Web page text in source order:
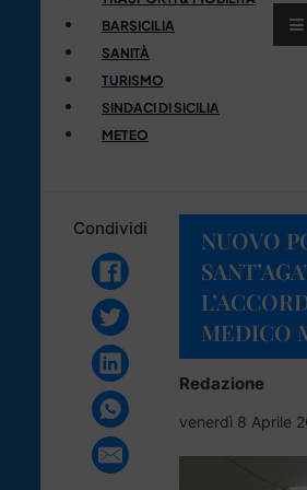
BARSICILIA
SANITÀ
TURISMO
SINDACI DI SICILIA
METEO
Condividi
NUOVO
MEDICO
Redazione
venerdì 8 Aprile